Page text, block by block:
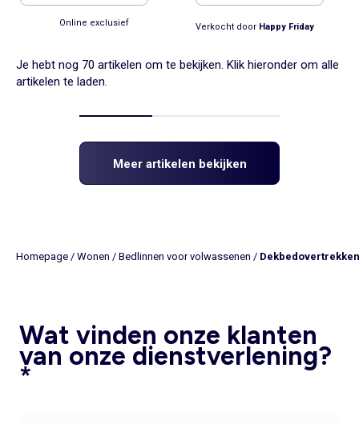
Online exclusief Verkocht door Happy Friday
Je hebt nog 70 artikelen om te bekijken. Klik hieronder om alle
artikelen te laden.
Meer artikelen bekijken
Homepage / Wonen / Bedlinnen voor volwassenen / Dekbedovertrekken
Wat vinden onze klanten
van onze dienstverlening?
*